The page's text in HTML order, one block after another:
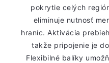
pokrytie celých
eliminuje nutnosť
hraníc. Aktivácia
takže pripojenie je
Flexibilné balíky